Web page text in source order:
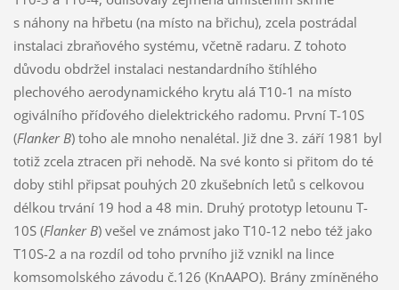
s náhony na hřbetu (na místo na břichu), zcela postrádal
instalaci zbraňového systému, včetně radaru. Z tohoto
důvodu obdržel instalaci nestandardního štíhlého
plechového aerodynamického krytu alá T10-1 na místo
ogiválního příďového dielektrického radomu. První T-10S
(Flanker B) toho ale mnoho nenalétal. Již dne 3. září 1981 byl
totiž zcela ztracen při nehodě. Na své konto si přitom do té
doby stihl připsat pouhých 20 zkušebních letů s celkovou
délkou trvání 19 hod a 48 min. Druhý prototyp letounu T-
10S (Flanker B) vešel ve známost jako T10-12 nebo též jako
T10S-2 a na rozdíl od toho prvního již vznikl na lince
komsomolského závodu č.126 (KnAAPO). Brány zmíněného